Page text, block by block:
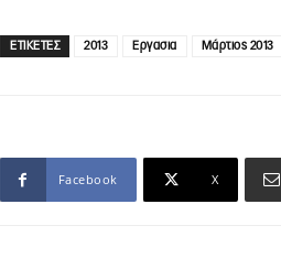
ΕΤΙΚΕΤΕΣ 2013 Εργασια Μάρτιος 2013
Facebook X